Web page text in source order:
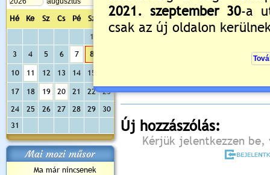
Hé Ke Sz Cs Pé Sz
Va
1
3
4 5 6 7 8
10 11 12 13 14 15
17 18 19 20 21 22
23
24
25 26 27 28 29
30
31
Mai mozi műsor
Ma már nincsenek
Még nincsenek hozzászólások
Új hozzászólás:
Kérjük jelentkezzen be,